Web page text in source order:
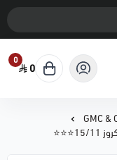
0
0
GMC &